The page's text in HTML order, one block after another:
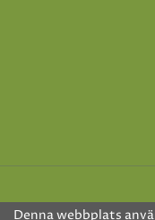
Denna webbplats